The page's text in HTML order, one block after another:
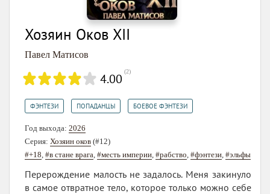
Хозяин Оков XII
Павел Матисов
4.00 (2)
ФЭНТЕЗИ ПОПАДАНЦЫ БОЕВОЕ ФЭНТЕЗИ
Год выхода: 2026
Серия: Хозяин оков (#12)
#+18, #в стане врага, #месть империи, #рабство, #фэнтези, #эльфы
Перерождение малость не задалось. Меня закинуло
в самое отвратное тело, которое только можно себе